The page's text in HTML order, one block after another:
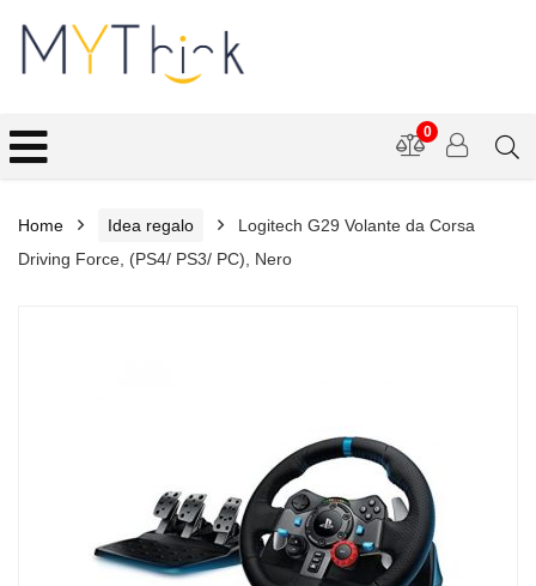
0
Home Idea regalo
Logitech G29 Volante da Corsa
Driving Force, (PS4/ PS3/ PC), Nero